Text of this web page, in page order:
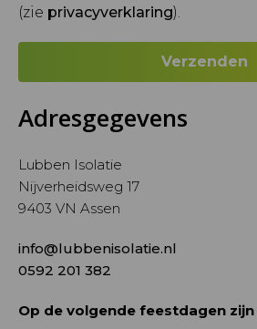
(zie privacyverklaring).
Adresgegevens
Lubben Isolatie
Nijverheidsweg 17
9403 VN Assen
info@lubbenisolatie.nl
0592 201 382
Op de volgende feestdagen